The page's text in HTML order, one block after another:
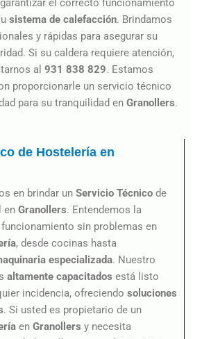
el correcto funcionamiento
sistema de calefacción. Brindamos
y rápidas para asegurar su
Si su caldera requiere atención,
al 931 838 829. Estamos
proporcionarle un servicio técnico
para su tranquilidad en Granollers.
de Hostelería en
en brindar un Servicio Técnico de
en Granollers. Entendemos la
sin problemas en
, desde cocinas hasta
especializada. Nuestro
altamente capacitados está listo
incidencia, ofreciendo soluciones
. Si usted es propietario de un
en Granollers y necesita